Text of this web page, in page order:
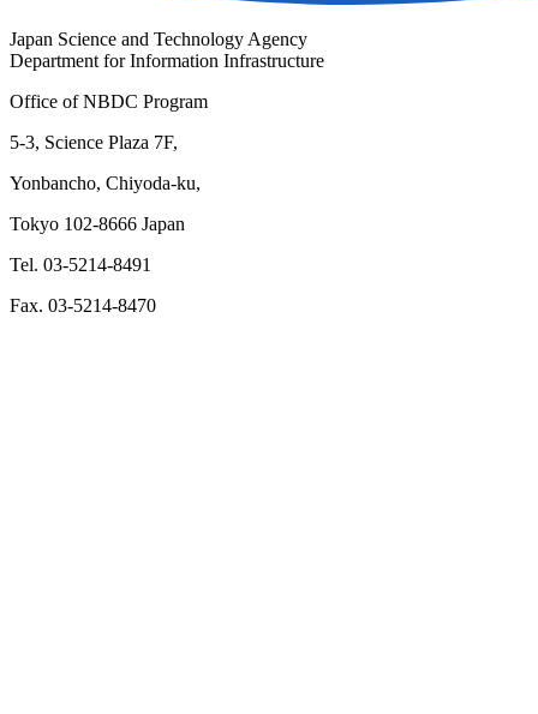
Japan Science and Technology Agency
Department for Information Infrastructure
Office of NBDC Program
5-3, Science Plaza 7F,
Yonbancho, Chiyoda-ku,
Tokyo 102-8666 Japan
Tel. 03-5214-8491
Fax. 03-5214-8470